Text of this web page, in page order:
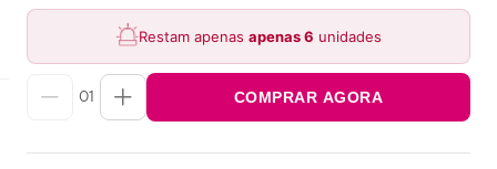
Restam apenas apenas6 unidades
01 COMPRAR AGORA